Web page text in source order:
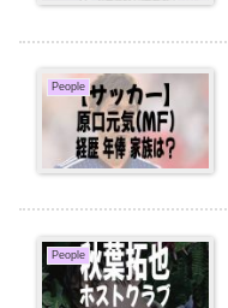
People
People